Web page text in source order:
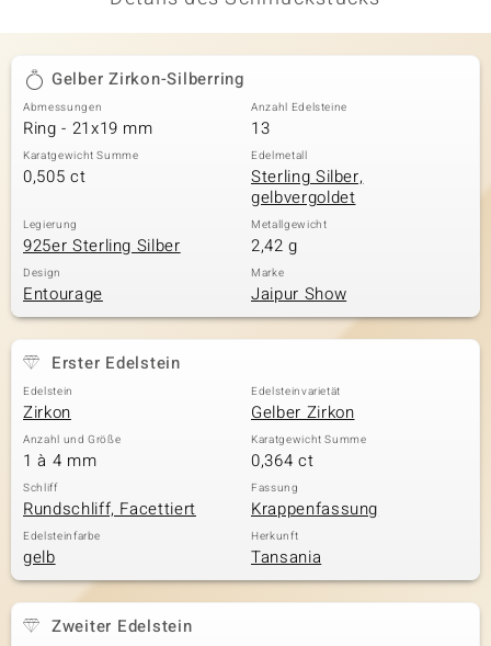
Gelber Zirkon-Silberring
Abmessungen
Ring - 21x19 mm
Anzahl Edelsteine
13
Karatgewicht Summe
0,505 ct
Edelmetall
Sterling Silber,
gelbvergoldet
Legierung
925er Sterling Silber
Metallgewicht
2,42 g
Design
Entourage
Marke
Jaipur Show
Erster Edelstein
Edelstein
Zirkon
Edelsteinvarietät
Gelber Zirkon
Anzahl und Größe
1 à 4 mm
Karatgewicht Summe
0,364 ct
Schliff
Rundschliff, Facettiert
Fassung
Krappenfassung
Edelsteinfarbe
gelb
Herkunft
Tansania
Zweiter Edelstein